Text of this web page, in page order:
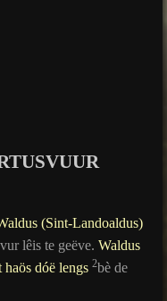
(Sint-Landoaldus)
lêis te geëve. Waldus
dóë lengs 2bè de